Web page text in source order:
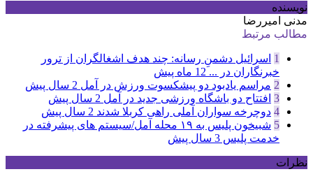
نویسنده
مدنی امیررضا
مطالب مرتبط
1 اسرائیل دشمنِ رسانه: چند هدف اشغالگران از ترور
خبرنگاران در ... 12 ماه پیش
2 مراسم یادبود دو پیشکسوت ورزش در آمل 2 سال پیش
3 افتتاح دو باشگاه ورزشی جدید در آمل 2 سال پیش
4 دوچرخه سواران آملی راهی کربلا شدند 2 سال پیش
5
شبیخون پلیس به ۱۹ محله آمل/سیستم های پیشرفته در
خدمت پلیس 3 سال پیش
نظرات